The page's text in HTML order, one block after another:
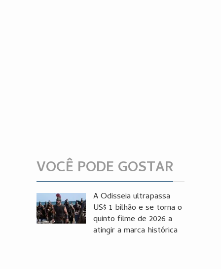
VOCÊ PODE GOSTAR
A Odisseia ultrapassa
US$ 1 bilhão e se torna o
quinto filme de 2026 a
atingir a marca histórica